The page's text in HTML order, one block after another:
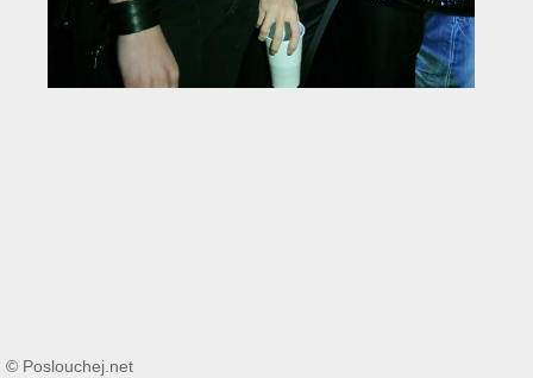
© Poslouchej.net